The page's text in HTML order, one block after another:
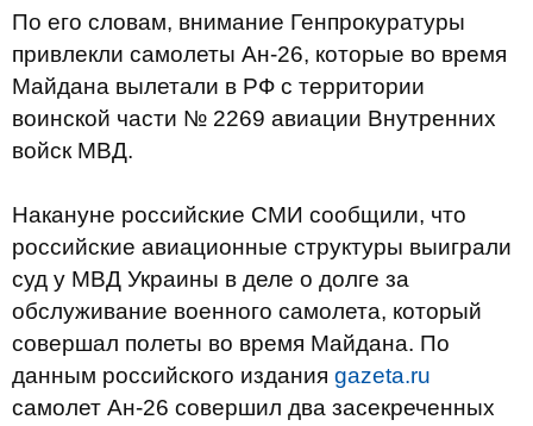
По его словам, внимание Генпрокуратуры
привлекли самолеты Ан-26, которые во время
Майдана вылетали в РФ с территории
воинской части № 2269 авиации Внутренних
войск МВД.
Накануне российские СМИ сообщили, что
российские авиационные структуры выиграли
суд у МВД Украины в деле о долге за
обслуживание военного самолета, который
совершал полеты во время Майдана. По
данным российского издания gazeta.ru
самолет Ан-26 совершил два засекреченных